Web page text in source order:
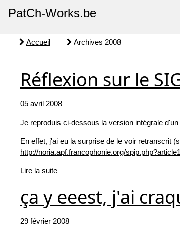
PatCh-Works.be
Accueil Archives 2008
Réflexion sur le
05 avril 2008
Je reproduis ci-dessous la version intégrale
En effet, j'ai eu la surprise de le voir retranscrit
http://noria.apf.francophonie.org/
Lire la suite
ça y eeest, j'ai
29 février 2008